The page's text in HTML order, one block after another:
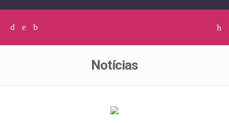
Facebook
TwitterInstagram
Notícias